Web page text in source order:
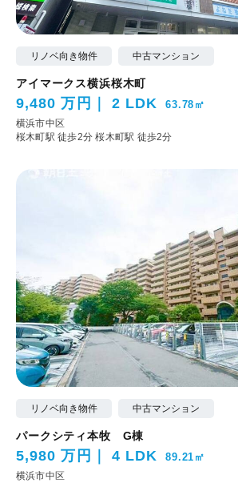
リノベ向き物件 中古マンション
アイマークス横浜桜木町
9,480 万円 2 LDK 63.78㎡
横浜市中区
桜木町駅 徒歩2分桜木町駅 徒歩2分
リノベ向き物件 中古マンション
パークシティ本牧 G棟
5,980 万円 4 LDK 89.21㎡
横浜市中区